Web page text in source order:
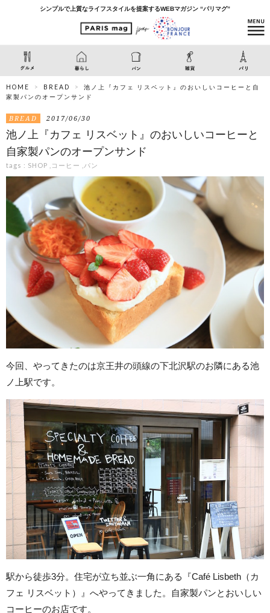
シンプルで上質なライフスタイルを提案するWEBマガジン “パリマグ”
HOME BREAD
池ノ上『カフェ リスベット』のおいしいコーヒーと自
家製パンのオープンサンド
BREAD 2017/06/30
池ノ上『カフェ リスベット』のおいしいコーヒーと
自家製パンのオープンサンド
tags : SHOP コーヒー パン
今回、やってきたのは京王井の頭線の下北沢駅のお隣にある池
ノ上駅です。
駅から徒歩3分。住宅が立ち並ぶ一角にある『Café Lisbeth（カ
フェ リスベット）』へやってきました。自家製パンとおいしい
コーヒーのお店です。